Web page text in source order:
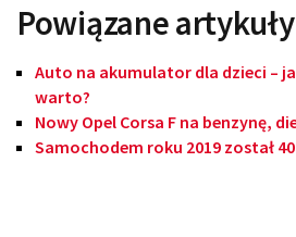
Powiązane
Auto na akumulator dla dzieci –
warto?
Nowy Opel Corsa F na benzynę,
Samochodem roku 2019 został